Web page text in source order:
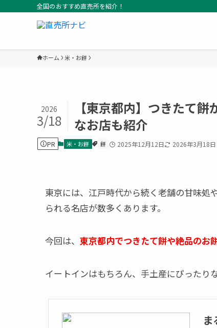
全国のおすすめ直売所を紹介！
ホーム 米・お餅
【東京都内】つきたて
なお店も紹介
2026
3/18
PR 米・お餅 餅 2025年12月12日 2026年3月18日
東京には、江戸時代から続く老舗の甘味処
られる名店が数多くあります。
今回は、 東京都内でつきたて餅や絶品のお
イートインはもちろん、手土産にぴったり
ま